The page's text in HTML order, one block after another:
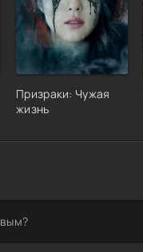
Призраки: Чужая
жизнь